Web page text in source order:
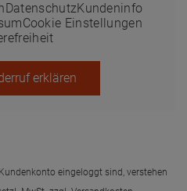
DatenschutzKundeninfo
Cookie Einstellungen
erklären
eingeloggt sind, verstehen